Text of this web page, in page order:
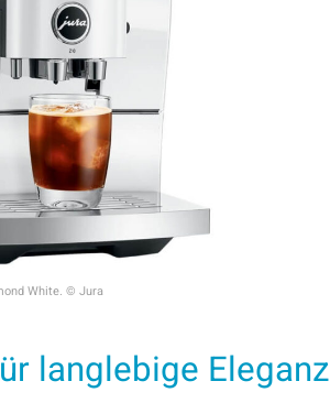
White. © Jura
langlebige Eleganz